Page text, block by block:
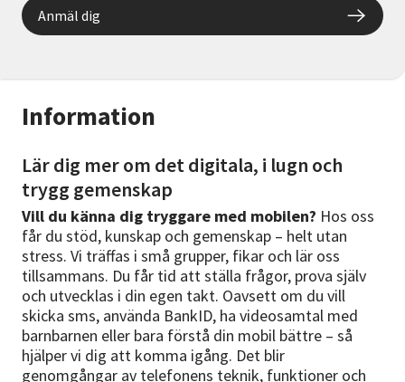
Information
Lär dig mer om det digitala, i lugn och
trygg gemenskap
Vill du känna dig tryggare med mobilen? Hos oss
får du stöd, kunskap och gemenskap – helt utan
stress. Vi träffas i små grupper, fikar och lär oss
tillsammans. Du får tid att ställa frågor, prova själv
och utvecklas i din egen takt. Oavsett om du vill
skicka sms, använda BankID, ha videosamtal med
barnbarnen eller bara förstå din mobil bättre – så
hjälper vi dig att komma igång. Det blir
genomgångar av telefonens teknik, funktioner och
Anmäl dig